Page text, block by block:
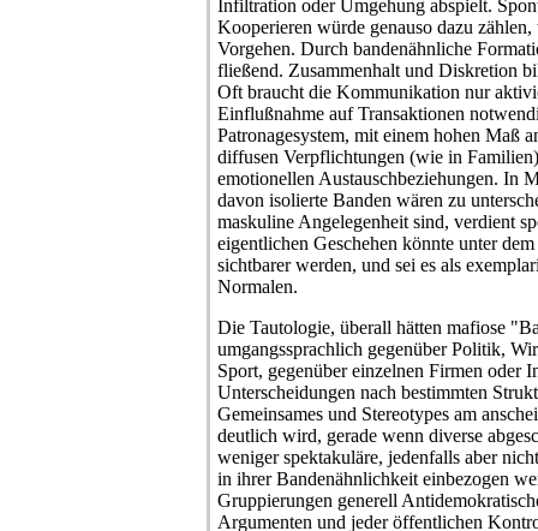
Infiltration oder Umgehung abspielt.
Kooperieren würde genauso dazu
Vorgehen. Durch bandenähnliche
fließend. Zusammenhalt und Diskretion
Oft braucht die Kommunikation nur
Einflußnahme auf Transaktionen
Patronagesystem, mit einem hohen Maß
diffusen Verpflichtungen (wie in
emotionellen Austauschbeziehungen. In
davon isolierte Banden wären zu
maskuline Angelegenheit sind, verdient
eigentlichen Geschehen könnte unter
sichtbarer werden, und sei es als
Normalen.
Die Tautologie, überall hätten mafiose
umgangssprachlich gegenüber Politik,
Sport, gegenüber einzelnen Firmen oder
Unterscheidungen nach bestimmten
Gemeinsames und Stereotypes am
deutlich wird, gerade wenn diverse
weniger spektakuläre, jedenfalls aber
in ihrer Bandenähnlichkeit einbezogen
Gruppierungen generell
Argumenten und jeder öffentlichen